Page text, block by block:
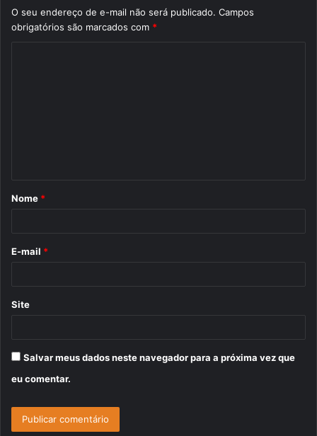
O seu endereço de e-mail não será publicado. Campos
obrigatórios são marcados com *
r
Nome *
E-mail *
Site
Salvar meus dados neste navegador para a próxima vez que
eu comentar.